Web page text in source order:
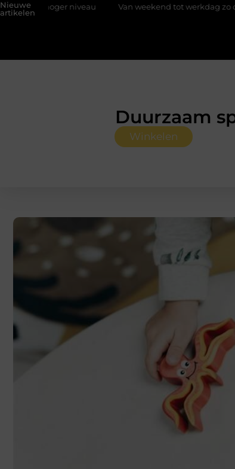
Nieuwe
artikelen
Van weekend tot werkdag zo draag je een polo
Duurzaam
Winkelen